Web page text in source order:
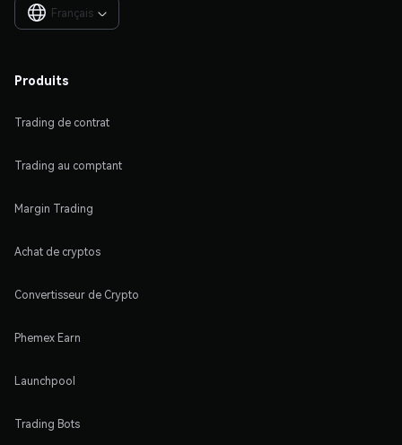
Français 
Produits
Trading de contrat
Trading au comptant
Margin Trading
Achat de cryptos
Convertisseur de Crypto
Phemex Earn
Launchpool
Trading Bots